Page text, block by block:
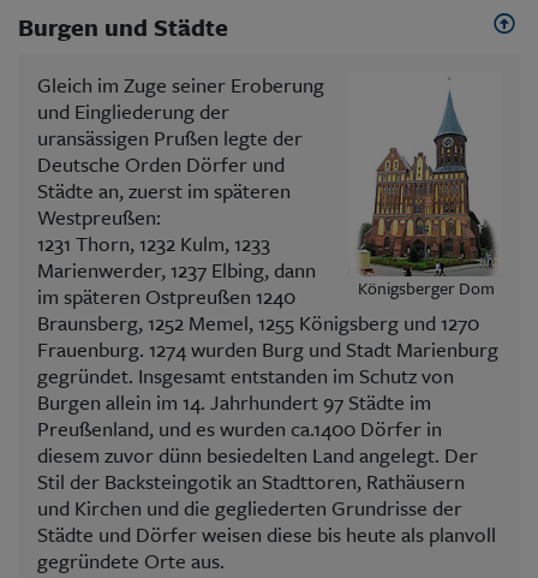
Burgen und Städte
Königsberger Dom
Gleich im Zuge seiner Eroberung
und Eingliederung der
uransässigen Prußen legte der
Deutsche Orden Dörfer und
Städte an, zuerst im späteren
Westpreußen:
1231 Thorn, 1232 Kulm, 1233
Marienwerder, 1237 Elbing, dann
im späteren Ostpreußen 1240
Braunsberg, 1252 Memel, 1255 Königsberg und 1270
Frauenburg. 1274 wurden Burg und Stadt Marienburg
gegründet. Insgesamt entstanden im Schutz von
Burgen allein im 14. Jahrhundert 97 Städte im
Preußenland, und es wurden ca.1400 Dörfer in
diesem zuvor dünn besiedelten Land angelegt. Der
Stil der Backsteingotik an Stadttoren, Rathäusern
und Kirchen und die gegliederten Grundrisse der
Städte und Dörfer weisen diese bis heute als planvoll
gegründete Orte aus.